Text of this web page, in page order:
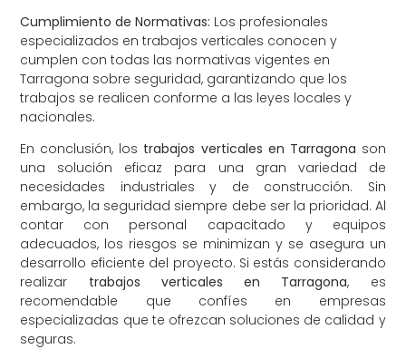
Cumplimiento de Normativas: Los profesionales
especializados en trabajos verticales conocen y
cumplen con todas las normativas vigentes en
Tarragona sobre seguridad, garantizando que los
trabajos se realicen conforme a las leyes locales y
nacionales.
En conclusión, los trabajos verticales en Tarragona son
una solución eficaz para una gran variedad de
necesidades industriales y de construcción. Sin
embargo, la seguridad siempre debe ser la prioridad. Al
contar con personal capacitado y equipos
adecuados, los riesgos se minimizan y se asegura un
desarrollo eficiente del proyecto. Si estás considerando
realizar trabajos verticales en Tarragona, es
recomendable que confíes en empresas
especializadas que te ofrezcan soluciones de calidad y
seguras.